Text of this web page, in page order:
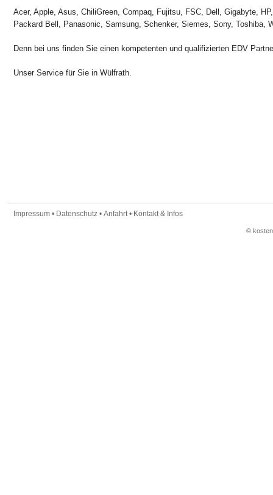
Acer, Apple, Asus, ChiliGreen, Compaq, Fujitsu, FSC, Dell, Gigabyte,
Packard Bell, Panasonic, Samsung, Schenker, Siemes, Sony, Toshiba,
Denn bei uns finden Sie einen kompetenten und qualifizierten EDV
Unser Service für Sie in Wülfrath.
Impressum • Datenschutz • Anfahrt• Kontakt & Infos
©